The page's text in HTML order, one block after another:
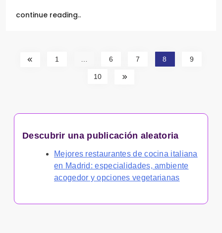
continue reading..
1 6 7 8 9
10
Descubrir una publicación aleatoria
Mejores restaurantes de cocina italiana
en Madrid: especialidades, ambiente
acogedor y opciones vegetarianas